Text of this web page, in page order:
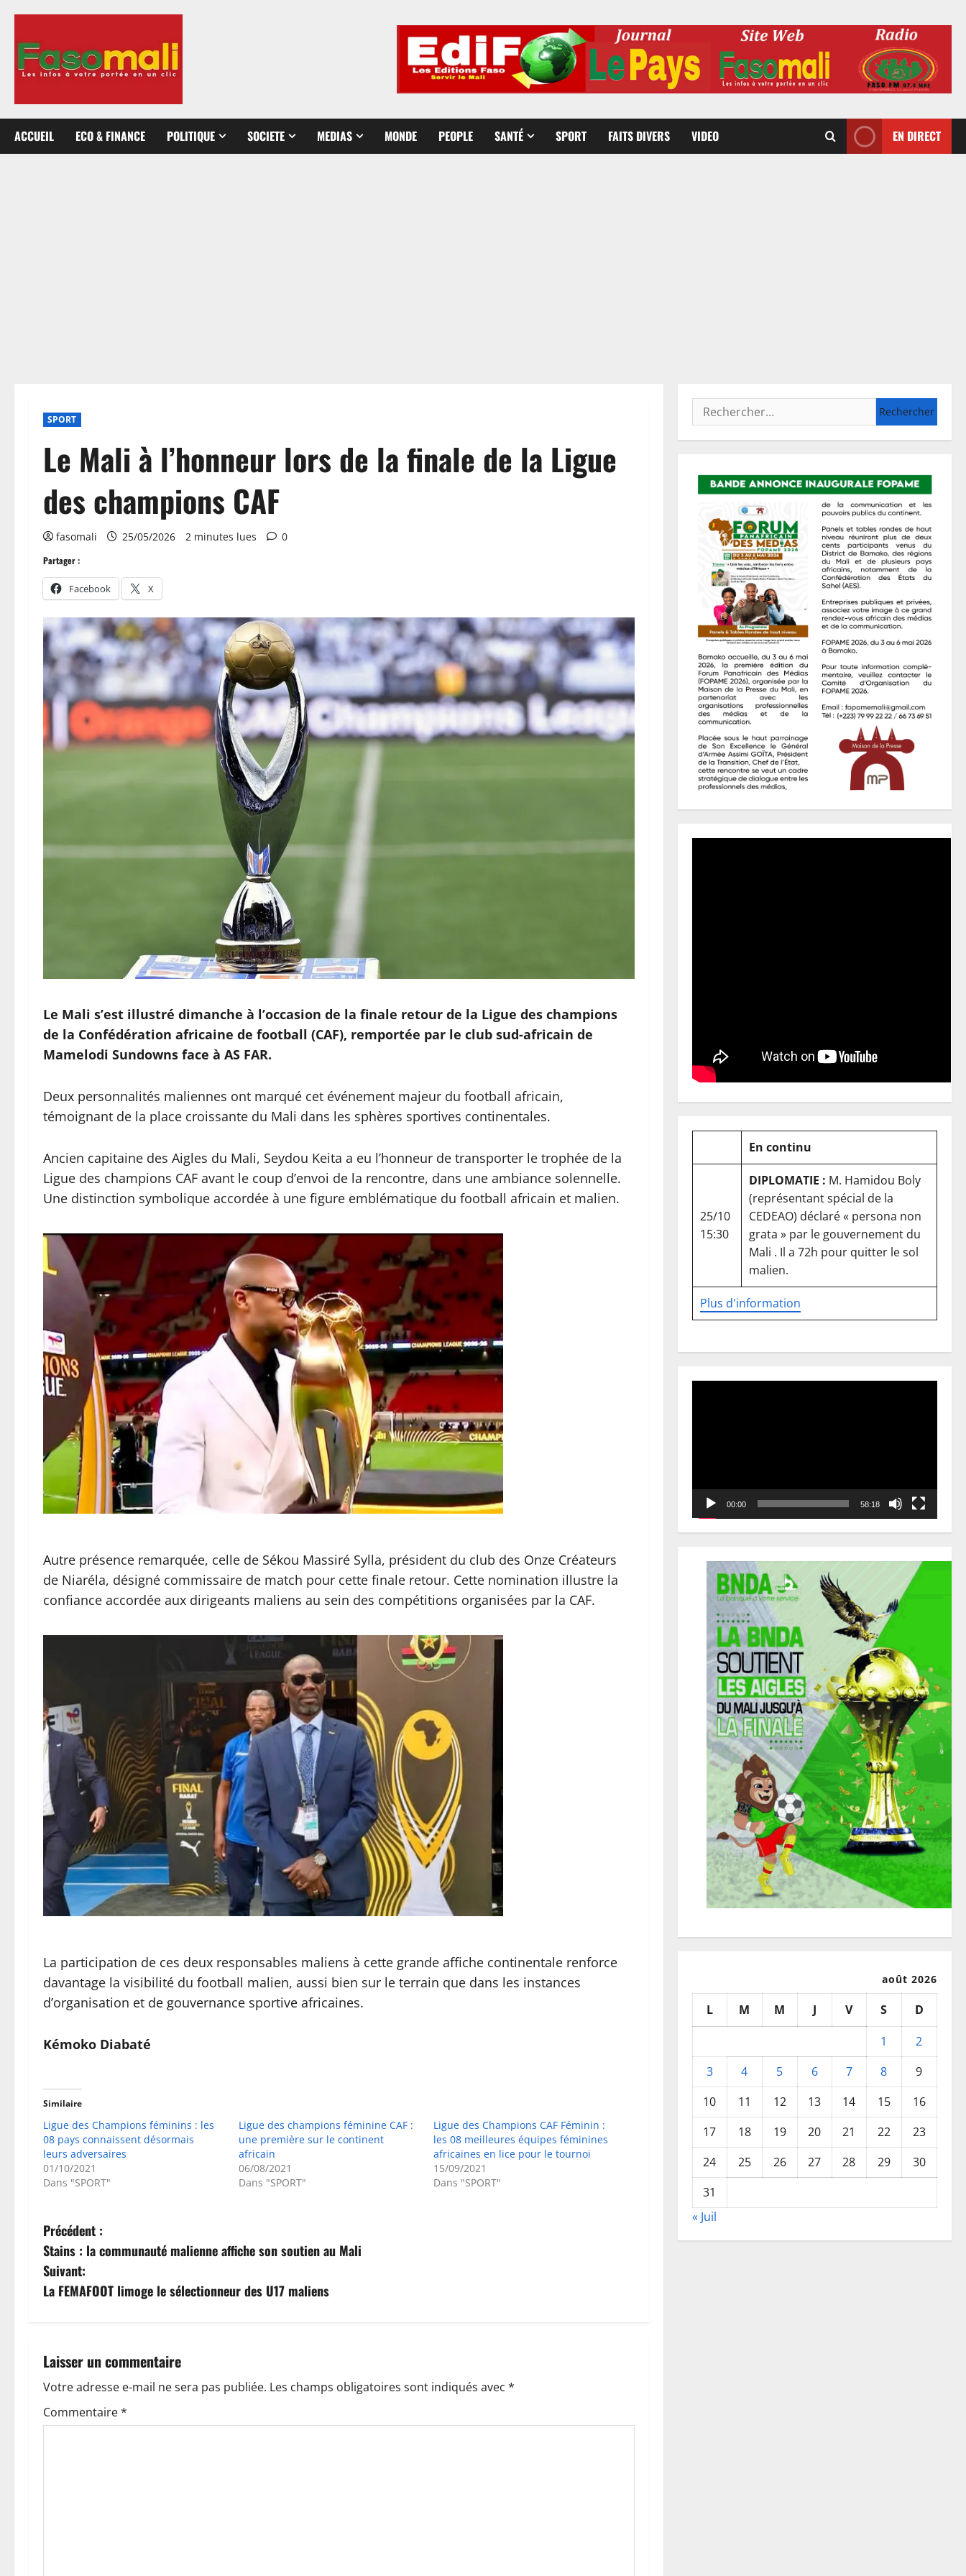
contenu
ACCUEIL ECO & FINANCE POLITIQUE SOCIETE MEDIAS MONDE PEOPLE SANTÉ SPORT FAITS DIVERS VIDEO EN DIRECT
SPORT
Le Mali à l’honneur lors de la finale de la Ligue
des champions CAF
fasomali 25/05/2026 2 minutes lues 0
Partager :
Facebook X
Le Mali s’est illustré dimanche à l’occasion de la finale retour de la Ligue des champions
de la Confédération africaine de football (CAF), remportée par le club sud-africain de
Mamelodi Sundowns face à AS FAR.
Deux personnalités maliennes ont marqué cet événement majeur du football africain,
témoignant de la place croissante du Mali dans les sphères sportives continentales.
Ancien capitaine des Aigles du Mali, Seydou Keita a eu l’honneur de transporter le trophée de la
Ligue des champions CAF avant le coup d’envoi de la rencontre, dans une ambiance solennelle.
Une distinction symbolique accordée à une figure emblématique du football africain et malien.
Autre présence remarquée, celle de Sékou Massiré Sylla, président du club des Onze Créateurs
de Niaréla, désigné commissaire de match pour cette finale retour. Cette nomination illustre la
confiance accordée aux dirigeants maliens au sein des compétitions organisées par la CAF.
La participation de ces deux responsables maliens à cette grande affiche continentale renforce
davantage la visibilité du football malien, aussi bien sur le terrain que dans les instances
d’organisation et de gouvernance sportive africaines.
Kémoko Diabaté
Similaire
Ligue des Champions féminins : les
08 pays connaissent désormais
leurs adversaires
01/10/2021
Dans "SPORT"
Ligue des champions féminine CAF :
une première sur le continent
africain
06/08/2021
Dans "SPORT"
Ligue des Champions CAF Féminin :
les 08 meilleures équipes féminines
africaines en lice pour le tournoi
15/09/2021
Dans "SPORT"
N
a
v
g
a
t
Précédent :
Stains : la communauté malienne affiche son soutien au Mali
Suivant:
La FEMAFOOT limoge le sélectionneur des U17 maliens
Laisser un commentaire
Votre adresse e-mail ne sera pas publiée. Les champs obligatoires sont indiqués avec *
Commentaire*
Rechercher :
En continu
Plus d'information
25/10
15:30
DIPLOMATIE : M. Hamidou Boly
(représentant spécial de la
CEDEAO) déclaré « persona non
grata » par le gouvernement du
Mali . Il a 72h pour quitter le sol
malien.
00:00 58:18
août 2026
L M M J V S
D
1
2
3
4 5 6 7 8
9
10
11 12 13 14 15
16
17
18 19 20 21 22
23
24
25 26 27 28 29
30
31
« Juil